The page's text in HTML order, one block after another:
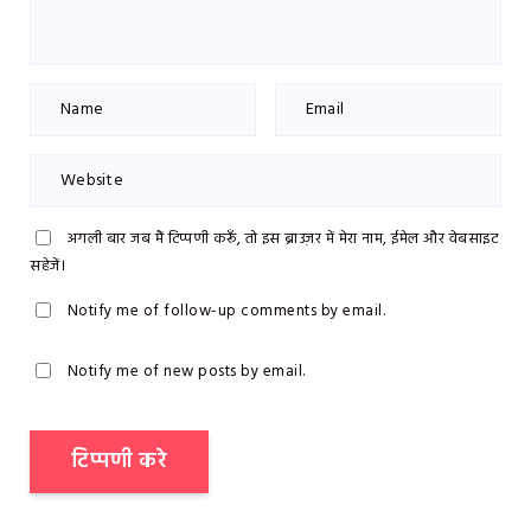
अगली बार जब मैं टिप्पणी करूँ, तो इस ब्राउज़र में मेरा नाम, ईमेल और वेबसाइट
सहेजें।
Notify me of follow-up comments by email.
Notify me of new posts by email.